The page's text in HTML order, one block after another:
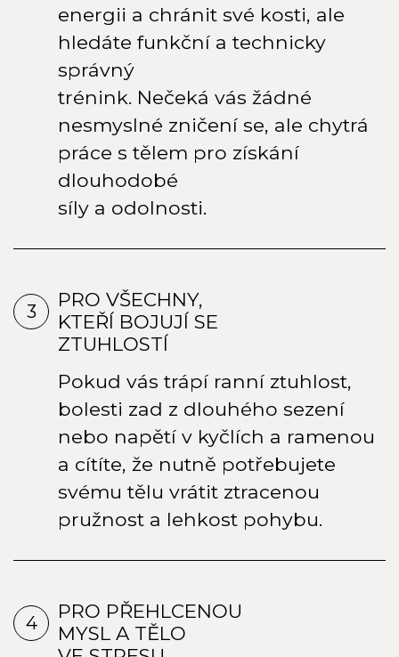
energii a chránit své kosti, ale
hledáte funkční a technicky
správný
trénink. Nečeká vás žádné
nesmyslné zničení se, ale chytrá
práce s tělem pro získání
dlouhodobé
síly a odolnosti.
3
PRO VŠECHNY,
KTEŘÍ BOJUJÍ SE
ZTUHLOSTÍ
Pokud vás trápí ranní ztuhlost,
bolesti zad z dlouhého sezení
nebo napětí v kyčlích a ramenou
a cítíte, že nutně potřebujete
svému tělu vrátit ztracenou
pružnost a lehkost pohybu.
4
PRO PŘEHLCENOU
MYSL A TĚLO